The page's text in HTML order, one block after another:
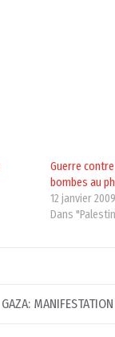
Guerre
bombes au
12 janvier 2009
Dans
GAZA: